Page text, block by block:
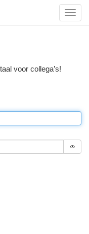
voor collega’s!